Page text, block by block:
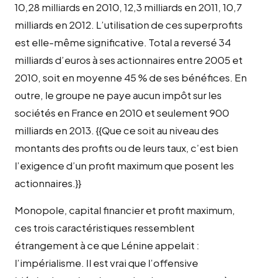
10,28 milliards en 2010, 12,3 milliards en 2011, 10,7
milliards en 2012. L’utilisation de ces superprofits
est elle-même significative. Total a reversé 34
milliards d’euros à ses actionnaires entre 2005 et
2010, soit en moyenne 45 % de ses bénéfices. En
outre, le groupe ne paye aucun impôt sur les
sociétés en France en 2010 et seulement 900
milliards en 2013. {{Que ce soit au niveau des
montants des profits ou de leurs taux, c’est bien
l’exigence d’un profit maximum que posent les
actionnaires.}}
Monopole, capital financier et profit maximum,
ces trois caractéristiques ressemblent
étrangement à ce que Lénine appelait :
l’impérialisme. Il est vrai que l’offensive